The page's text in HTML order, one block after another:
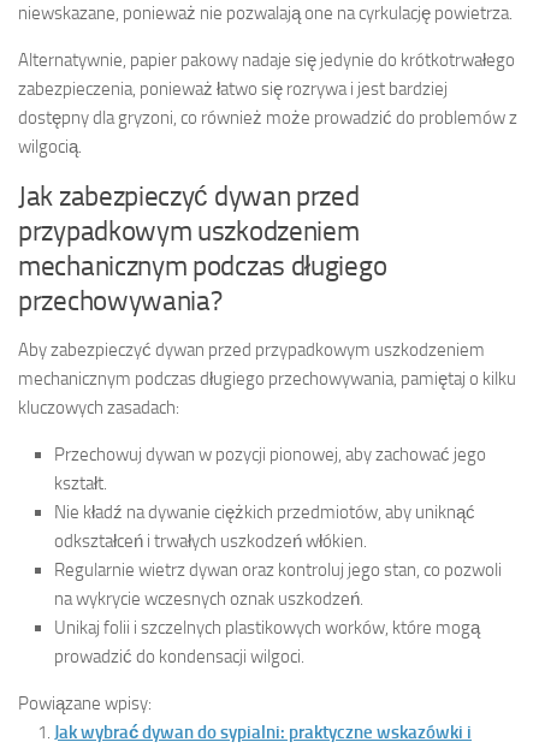
niewskazane, ponieważ nie pozwalają one na cyrkulację powietrza.
Alternatywnie, papier pakowy nadaje się jedynie do krótkotrwałego
zabezpieczenia, ponieważ łatwo się rozrywa i jest bardziej
dostępny dla gryzoni, co również może prowadzić do problemów z
wilgocią.
Jak zabezpieczyć dywan przed
przypadkowym uszkodzeniem
mechanicznym podczas długiego
przechowywania?
Aby zabezpieczyć dywan przed przypadkowym uszkodzeniem
mechanicznym podczas długiego przechowywania, pamiętaj o kilku
kluczowych zasadach:
Przechowuj dywan w pozycji pionowej, aby zachować jego
kształt.
Nie kładź na dywanie ciężkich przedmiotów, aby uniknąć
odkształceń i trwałych uszkodzeń włókien.
Regularnie wietrz dywan oraz kontroluj jego stan, co pozwoli
na wykrycie wczesnych oznak uszkodzeń.
Unikaj folii i szczelnych plastikowych worków, które mogą
prowadzić do kondensacji wilgoci.
Powiązane wpisy:
Jak wybrać dywan do sypialni: praktyczne wskazówki i